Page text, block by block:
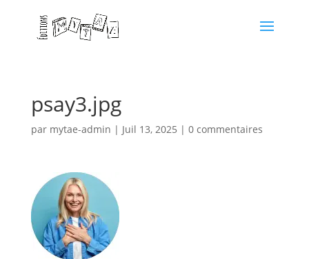
psay3.jpg
par mytae-admin | Juil 13, 2025 | 0 commentaires